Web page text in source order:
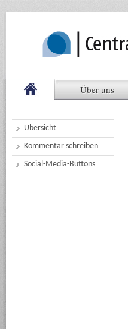
Über uns
Übersicht
Kommentar schreiben
Social-Media-Buttons